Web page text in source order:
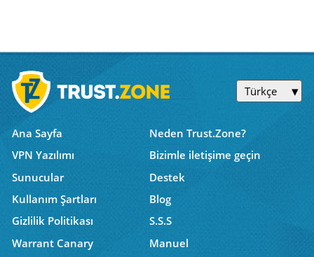
Türkçe
Ana Sayfa
Neden Trust.Zone?
VPN Yazılımı
Bizimle iletişime geçin
Sunucular
Destek
Kullanım Şartları
Blog
Gizlilik Politikası
S.S.S
Warrant Canary
Manuel